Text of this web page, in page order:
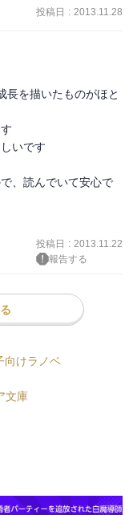
投稿日 : 2013.11.28
長を描いたものがほと
いです
、読んでいて安心で
投稿日 : 2013.11.22
報告する
向けラノベ
文庫